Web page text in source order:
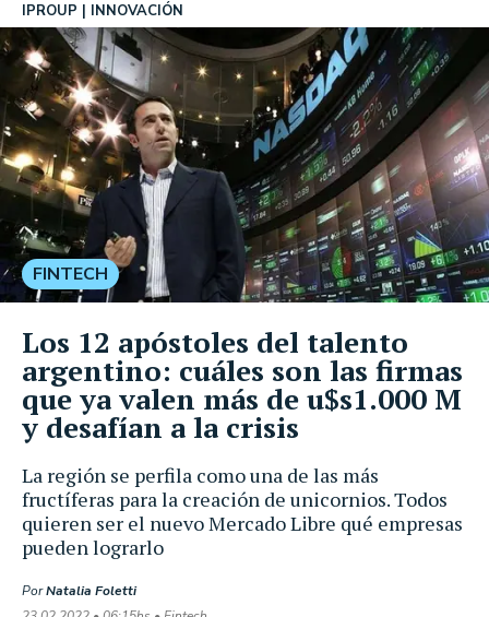
La región se perfila como una de las más
fructíferas para la creación de unicornios. Todos
quieren ser el nuevo Mercado Libre qué empresas
pueden lograrlo
IPROUP INNOVACIÓN
PorNatalia Foletti
FINTECH
Los 12 apóstoles del talento
argentino: cuáles son las firmas
que ya valen más de u$s1.000 M
y desafían a la crisis